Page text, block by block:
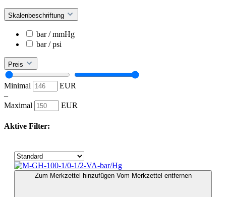
Skalenbeschriftung
bar / mmHg
bar / psi
Preis
Minimal
EUR
–
Maximal
EUR
Aktive Filter:
Zum Merkzettel hinzufügen Vom Merkzettel entfernen